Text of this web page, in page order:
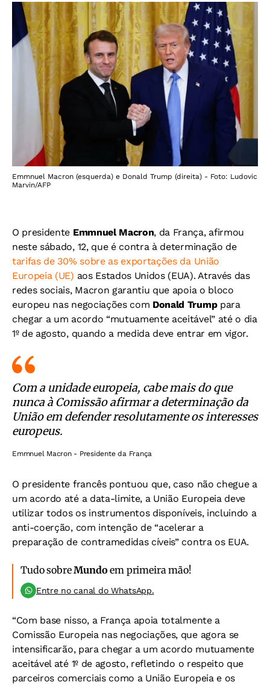
Emmnuel Macron (esquerda) e Donald Trump (direita) - Foto: Ludovic
Marvin/AFP
O presidente Emmnuel Macron, da França, afirmou
neste sábado, 12, que é contra à determinação de
tarifas de 30% sobre as exportações da União
Europeia (UE) aos Estados Unidos (EUA). Através das
redes sociais, Macron garantiu que apoia o bloco
europeu nas negociações com Donald Trumppara
chegar a um acordo “mutuamente aceitável” até o dia
1º de agosto, quando a medida deve entrar em vigor.
Com a unidade europeia, cabe mais do que
nunca à Comissão afirmar a determinação da
União em defender resolutamente os interesses
europeus.
Emmnuel Macron - Presidente da França
O presidente francês pontuou que, caso não chegue a
um acordo até a data-limite, a União Europeia deve
utilizar todos os instrumentos disponíveis, incluindo a
anti-coerção, com intenção de “acelerar a
preparação de contramedidas cíveis” contra os EUA.
Tudo sobreMundo em primeira mão!
Entre no canal do WhatsApp.
“Com base nisso, a França apoia totalmente a
Comissão Europeia nas negociações, que agora se
intensificarão, para chegar a um acordo mutuamente
aceitável até 1º de agosto, refletindo o respeito que
parceiros comerciais como a União Europeia e os